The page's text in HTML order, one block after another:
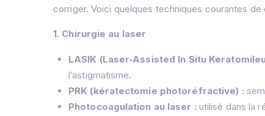
corriger. Voici quelques techniques courantes
1. Chirurgie au laser
LASIK (Laser-Assisted In Situ
l’astigmatisme.
PRK (kératectomie photoréfractive) :
Photocoagulation au laser : utilisé dans la